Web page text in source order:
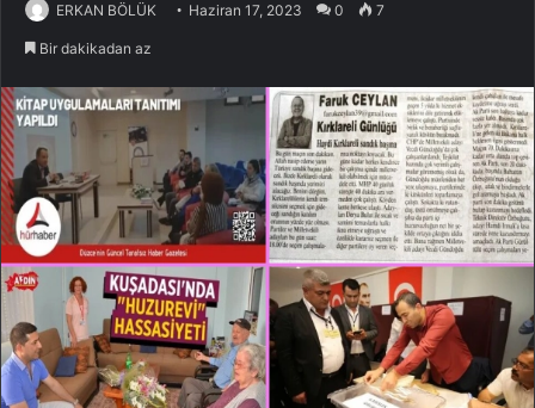
ERKAN BÖLÜK Haziran 17, 2023 0 7
Bir dakikadan az